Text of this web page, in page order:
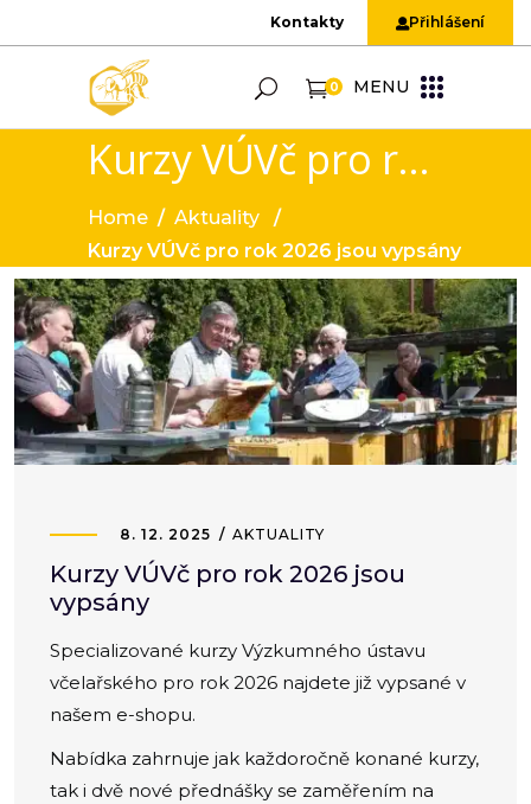
Kontakty Přihlášení
0 MENU
Kurzy VÚVč pro rok 2026 jsou vypsány
Home / Aktuality
/
Kurzy VÚVč pro rok 2026 jsou vypsány
8. 12. 2025 AKTUALITY
Kurzy VÚVč pro rok 2026 jsou
vypsány
Specializované kurzy Výzkumného ústavu
včelařského pro rok 2026 najdete již vypsané v
našem e-shopu.
Nabídka zahrnuje jak každoročně konané kurzy,
tak i dvě nové přednášky se zaměřením na